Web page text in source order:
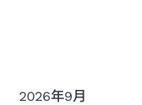
2026年9月